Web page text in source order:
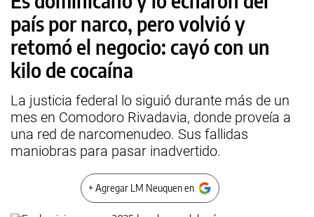
país por narco, pero volvió y
retomó el negocio: cayó con un
kilo de cocaína
La justicia federal lo siguió durante más de un
mes en Comodoro Rivadavia, donde proveía a
una red de narcomenudeo. Sus fallidas
maniobras para pasar inadvertido.
+ Agregar LM Neuquen en